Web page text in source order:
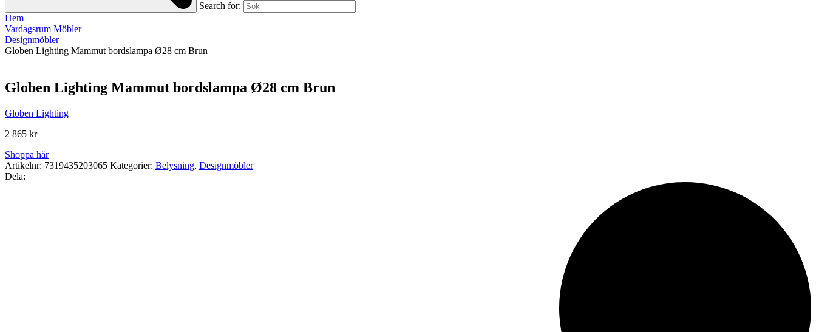
Search for:
Hem
Vardagsrum Möbler
Designmöbler
Globen Lighting Mammut bordslampa Ø28 cm Brun
Globen Lighting Mammut bordslampa Ø28 cm Brun
Globen Lighting
2 865 kr
Shoppa här
Artikelnr: 7319435203065 Kategorier: Belysning, Designmöbler
Dela: